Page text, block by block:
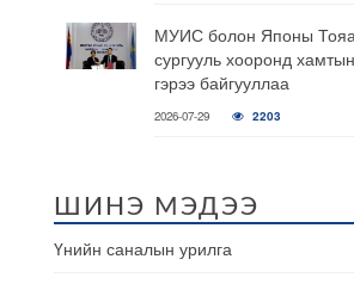
МУИС болон Японы
сургууль хооронд
гэрээ байгууллаа
2026-07-29 2203
ШИНЭ МЭДЭЭ
Үнийн саналын урилга